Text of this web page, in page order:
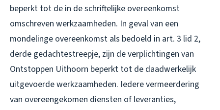
beperkt tot de in de schriftelijke overeenkomst
omschreven werkzaamheden. In geval van een
mondelinge overeenkomst als bedoeld in art. 3 lid 2,
derde gedachtestreepje, zijn de verplichtingen van
Ontstoppen Uithoorn beperkt tot de daadwerkelijk
uitgevoerde werkzaamheden. Iedere vermeerdering
van overeengekomen diensten of leveranties,